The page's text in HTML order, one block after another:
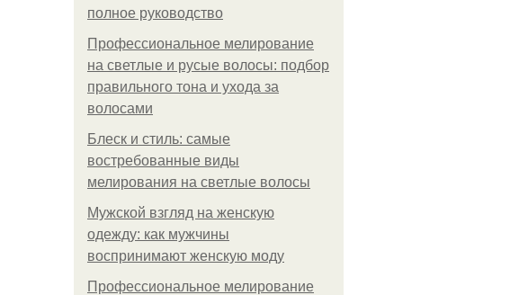
полное руководство
Профессиональное мелирование
на светлые и русые волосы: подбор
правильного тона и ухода за
волосами
Блеск и стиль: самые
востребованные виды
мелирования на светлые волосы
Мужской взгляд на женскую
одежду: как мужчины
воспринимают женскую моду
Профессиональное мелирование